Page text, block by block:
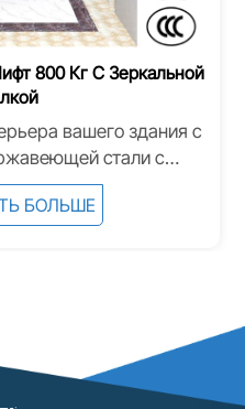
800 Кг С Зеркальной
вашего здания с
стали с
Сочетая солидную
и высокую скорость
зеркальная
привода
и экологичность
БОЛЬШЕ